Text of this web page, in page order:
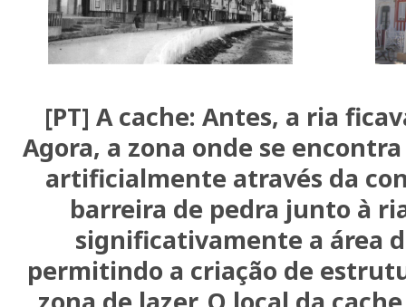
[PT] A cache: Antes, a ria
Agora, a zona onde se
artificialmente através da
barreira de pedra junto à
significativamente a área
permitindo a criação de